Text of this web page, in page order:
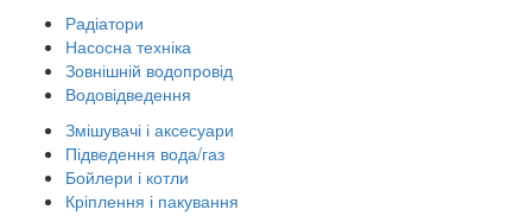
Радіатори
Насосна техніка
Зовнішній водопровід
Водовідведення
Змішувачі і аксесуари
Підведення вода/газ
Бойлери і котли
Кріплення і пакування